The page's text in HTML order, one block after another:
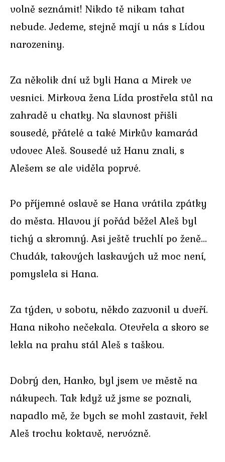
volně seznámit! Nikdo tě nikam tahat
nebude. Jedeme, stejně mají u nás s Lídou
narozeniny.
Za několik dní už byli Hana a Mirek ve
vesnici. Mirkova žena Lída prostřela stůl na
zahradě u chatky. Na slavnost přišli
sousedé, přátelé a také Mirkův kamarád
vdovec Aleš. Sousedé už Hanu znali, s
Alešem se ale viděla poprvé.
Po příjemné oslavě se Hana vrátila zpátky
do města. Hlavou jí pořád běžel Aleš byl
tichý a skromný. Asi ještě truchlí po ženě…
Chudák, takových laskavých už moc není,
pomyslela si Hana.
Za týden, v sobotu, někdo zazvonil u dveří.
Hana nikoho nečekala. Otevřela a skoro se
lekla na prahu stál Aleš s taškou.
Dobrý den, Hanko, byl jsem ve městě na
nákupech. Tak když už jsme se poznali,
napadlo mě, že bych se mohl zastavit, řekl
Aleš trochu koktavě, nervózně.